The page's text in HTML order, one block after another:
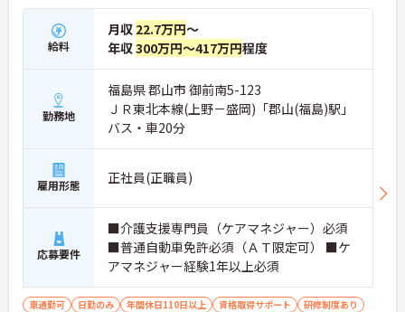
給料
月収 22.7万円～
年収300万円～417万円程度
勤務地
福島県 郡山市 御前南5-123
ＪＲ東北本線(上野－盛岡)「郡山(福島)駅」
バス・車20分
雇用形態 正社員(正職員)
応募要件
■介護支援専門員（ケアマネジャー）必須
■普通自動車免許必須（ＡＴ限定可） ■ケ
アマネジャー経験1年以上必須
車通勤可 日勤のみ 年間休日110日以上 資格取得サポート
研修制度あり